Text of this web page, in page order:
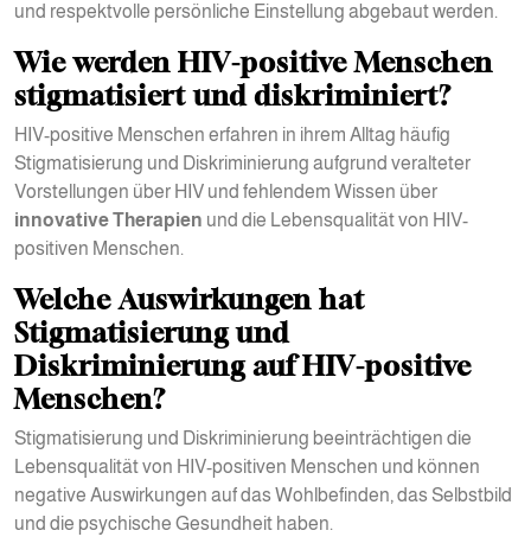
und respektvolle persönliche Einstellung abgebaut werden.
Wie werden HIV-positive Menschen
stigmatisiert und diskriminiert?
HIV-positive Menschen erfahren in ihrem Alltag häufig
Stigmatisierung und Diskriminierung aufgrund veralteter
Vorstellungen über HIV und fehlendem Wissen über
innovative Therapien und die Lebensqualität von HIV-
positiven Menschen.
Welche Auswirkungen hat
Stigmatisierung und
Diskriminierung auf HIV-positive
Menschen?
Stigmatisierung und Diskriminierung beeinträchtigen die
Lebensqualität von HIV-positiven Menschen und können
negative Auswirkungen auf das Wohlbefinden, das Selbstbild
und die psychische Gesundheit haben.